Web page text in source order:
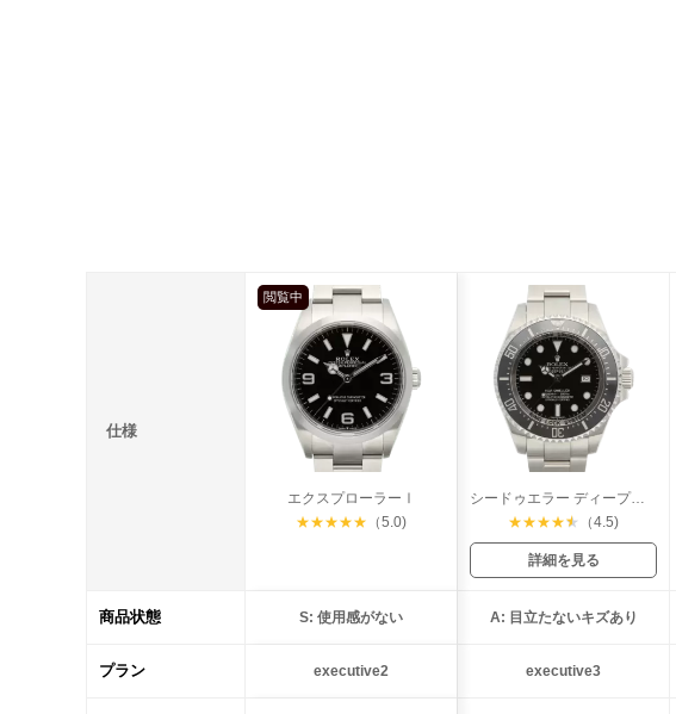
仕様
閲覧中
エクスプローラーⅠ
★★★★★ （5.0)
シードゥエラー ディープシー
★★★★★ （4.5)
詳細を見る
商品状態 S: 使用感がない A: 目立たないキズあり
プラン executive2 executive3